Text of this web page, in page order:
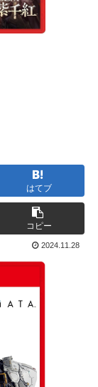
はてブ
コピー
2024.11.28